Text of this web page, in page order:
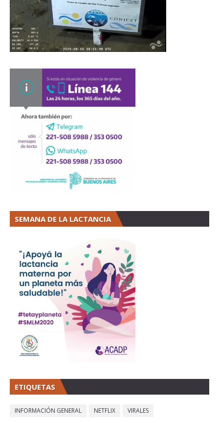
SEMANA DE LA LACTANCIA
ETIQUETAS
INFORMACIÓN GENERAL NETFLIX VIRALES